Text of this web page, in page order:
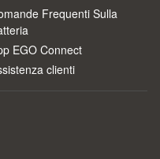
Frequenti Sulla
EGO Connect
clienti